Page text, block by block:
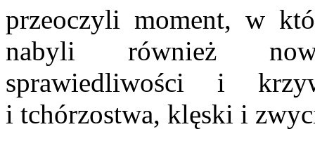
przeoczyli moment, w
nabyli również
sprawiedliwości i
i tchórzostwa, klęski i